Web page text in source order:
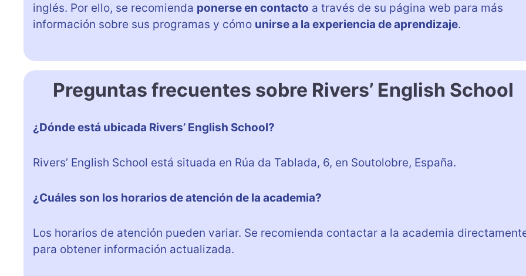
inglés. Por ello, se recomienda ponerse en contacto a través de su página web para más
información sobre sus programas y cómo unirse a la experiencia de aprendizaje.
Preguntas frecuentes sobre Rivers’ English School
¿Dónde está ubicada Rivers’ English School?
Rivers’ English School está situada en Rúa da Tablada, 6, en Soutolobre, España.
¿Cuáles son los horarios de atención de la academia?
Los horarios de atención pueden variar. Se recomienda contactar a la academia
para obtener información actualizada.